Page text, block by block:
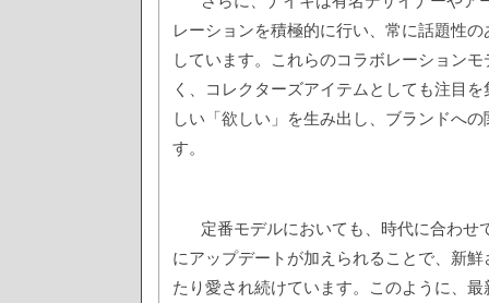
レーションを積極的に行い、常に話題性
しています。これらのコラボレーション
く、コレクターズアイテムとしても注目
しい「欲しい」を生み出し、ブランドへ
す。
定番モデルにおいても、時代に合わせ
にアップデートが加えられることで、新
たり愛され続けています。このように、